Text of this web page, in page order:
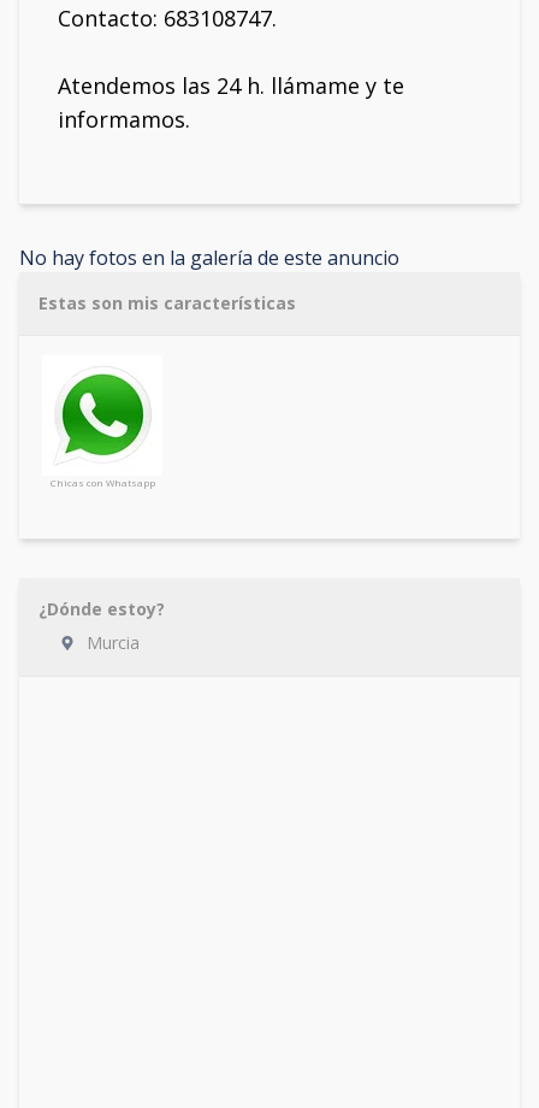
Contacto: 683108747.
Atendemos las 24 h. llámame y te
informamos.
No hay fotos en la galería de este anuncio
Estas son mis características
Chicas con Whatsapp
¿Dónde estoy?
Murcia